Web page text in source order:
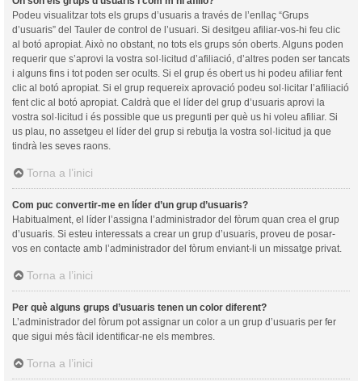
Podeu visualitzar tots els grups d’usuaris a través de l’enllaç “Grups
d’usuaris” del Tauler de control de l’usuari. Si desitgeu afiliar-vos-hi feu clic
al botó apropiat. Això no obstant, no tots els grups són oberts. Alguns poden
requerir que s’aprovi la vostra sol·licitud d’afiliació, d’altres poden ser tancats
i alguns fins i tot poden ser ocults. Si el grup és obert us hi podeu afiliar fent
clic al botó apropiat. Si el grup requereix aprovació podeu sol·licitar l’afiliació
fent clic al botó apropiat. Caldrà que el líder del grup d’usuaris aprovi la
vostra sol·licitud i és possible que us pregunti per què us hi voleu afiliar. Si
us plau, no assetgeu el líder del grup si rebutja la vostra sol·licitud ja que
tindrà les seves raons.
Torna a l’inici
Com puc convertir-me en líder d’un grup d’usuaris?
Habitualment, el líder l’assigna l’administrador del fòrum quan crea el grup
d’usuaris. Si esteu interessats a crear un grup d’usuaris, proveu de posar-
vos en contacte amb l’administrador del fòrum enviant-li un missatge privat.
Torna a l’inici
Per què alguns grups d’usuaris tenen un color diferent?
L’administrador del fòrum pot assignar un color a un grup d’usuaris per fer
que sigui més fàcil identificar-ne els membres.
Torna a l’inici